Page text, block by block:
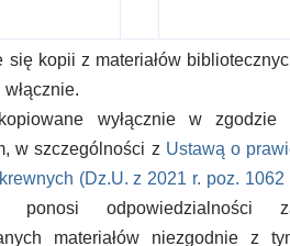
się kopii z materiałów
wyłącznie w zgodzie
w szczególności z Ustawą o
(Dz.U. z 2021 r. poz. 1062
odpowiedzialności
materiałów niezgodnie z